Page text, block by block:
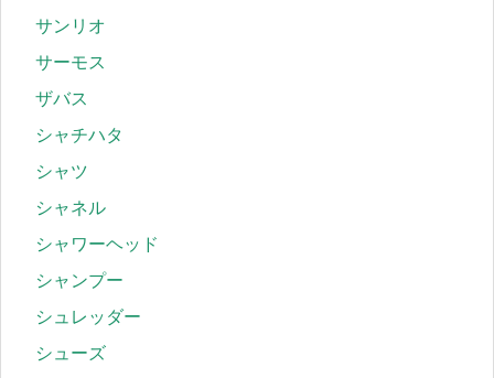
サンリオ
サーモス
ザバス
シャチハタ
シャツ
シャネル
シャワーヘッド
シャンプー
シュレッダー
シューズ